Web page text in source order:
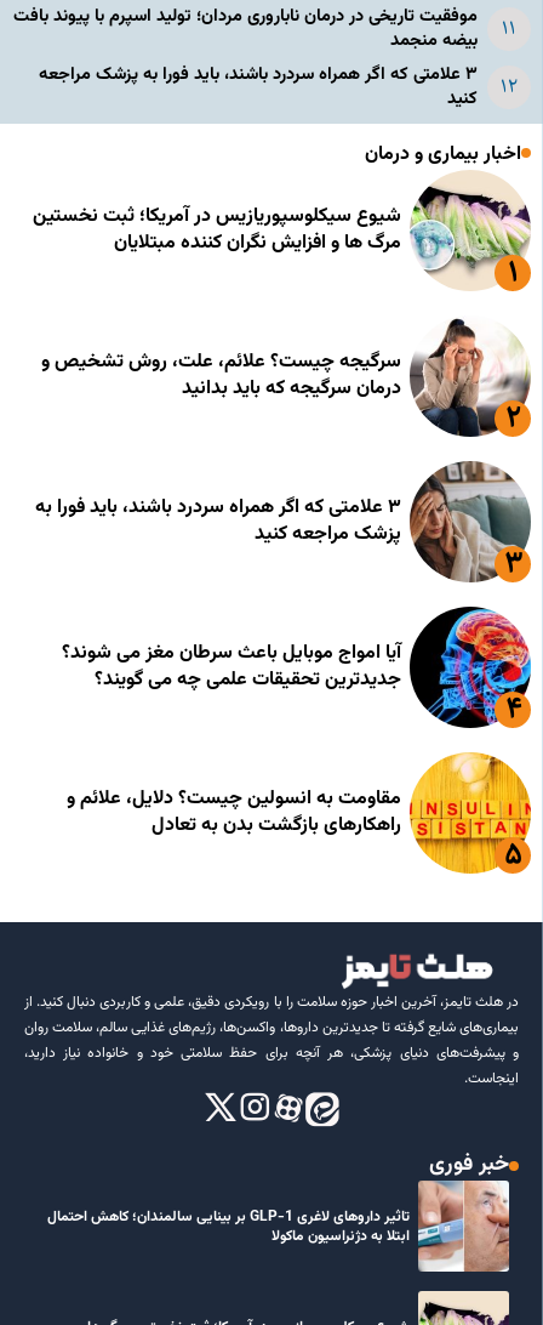
موفقیت تاریخی در درمان ناباروری مردان؛ تولید اسپرم با پیوند بافت
بیضه منجمد
۳ علامتی که اگر همراه سردرد باشند، باید فورا به پزشک مراجعه
کنید
اخبار بیماری و درمان
شیوع سیکلوسپوریازیس در آمریکا؛ ثبت نخستین
مرگ ها و افزایش نگران کننده مبتلایان
سرگیجه چیست؟ علائم، علت، روش تشخیص و
درمان سرگیجه که باید بدانید
۳ علامتی که اگر همراه سردرد باشند، باید فورا به
پزشک مراجعه کنید
آیا امواج موبایل باعث سرطان مغز می شوند؟
جدیدترین تحقیقات علمی چه می گویند؟
مقاومت به انسولین چیست؟ دلایل، علائم و
راهکارهای بازگشت بدن به تعادل
در هلث تایمز، آخرین اخبار حوزه سلامت را با رویکردی دقیق، علمی و کاربردی دنبال کنید. از
بیماری‌های شایع گرفته تا جدیدترین داروها، واکسن‌ها، رژیم‌های غذایی سالم، سلامت روان
و پیشرفت‌های دنیای پزشکی، هر آنچه برای حفظ سلامتی خود و خانواده نیاز دارید،
اینجاست.
خبر فوری
تاثیر داروهای لاغری GLP-1 بر بینایی سالمندان؛ کاهش احتمال
ابتلا به دژنراسیون ماکولا